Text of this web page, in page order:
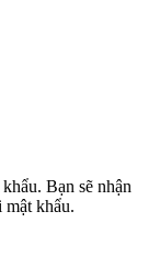
Bạn sẽ nhận
khẩu.